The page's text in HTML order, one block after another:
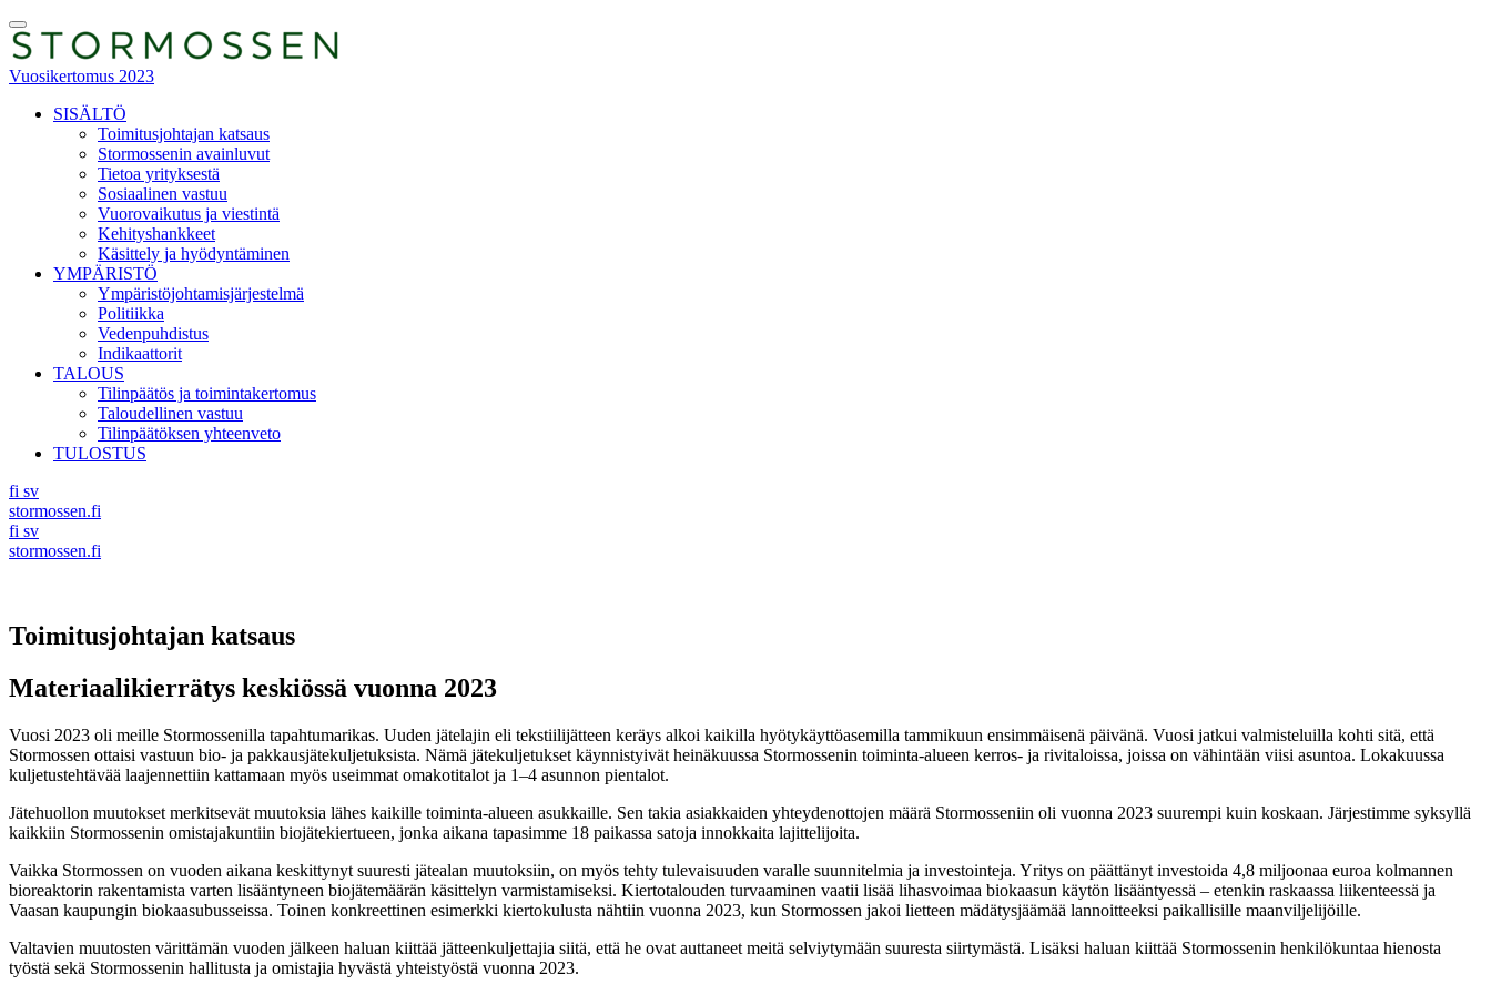
Skip
to
content
Toggle
Menu
Vuosikertomus 2023
SISÄLTÖ
Toimitusjohtajan katsaus
Stormossenin avainluvut
Tietoa yrityksestä
Sosiaalinen vastuu
Vuorovaikutus ja viestintä
Kehityshankkeet
Käsittely ja hyödyntäminen
YMPÄRISTÖ
Ympäristöjohtamisjärjestelmä
Politiikka
Vedenpuhdistus
Indikaattorit
TALOUS
Tilinpäätös ja toimintakertomus
Taloudellinen vastuu
Tilinpäätöksen yhteenveto
TULOSTUS
fi sv
stormossen.fi
fi sv
stormossen.fi
Toimitusjohtajan katsaus
Materiaalikierrätys keskiössä vuonna 2023
Vuosi 2023 oli meille Stormossenilla tapahtumarikas. Uuden jätelajin eli tekstiilijätteen keräys alkoi kaikilla hyötykäyttöasemilla tammikuun ensimmäisenä päivänä. Vuosi jatkui valmisteluilla kohti sitä, että
Stormossen ottaisi vastuun bio- ja pakkausjätekuljetuksista. Nämä jätekuljetukset käynnistyivät heinäkuussa Stormossenin toiminta-alueen kerros- ja rivitaloissa, joissa on vähintään viisi asuntoa. Lokakuussa
kuljetustehtävää laajennettiin kattamaan myös useimmat omakotitalot ja 1–4 asunnon pientalot.
Jätehuollon muutokset merkitsevät muutoksia lähes kaikille toiminta-alueen asukkaille. Sen takia asiakkaiden yhteydenottojen määrä Stormosseniin oli vuonna 2023 suurempi kuin koskaan. Järjestimme syksyllä
kaikkiin Stormossenin omistajakuntiin biojätekiertueen, jonka aikana tapasimme 18 paikassa satoja innokkaita lajittelijoita.
Vaikka Stormossen on vuoden aikana keskittynyt suuresti jätealan muutoksiin, on myös tehty tulevaisuuden varalle suunnitelmia ja investointeja. Yritys on päättänyt investoida 4,8 miljoonaa euroa kolmannen
bioreaktorin rakentamista varten lisääntyneen biojätemäärän käsittelyn varmistamiseksi. Kiertotalouden turvaaminen vaatii lisää lihasvoimaa biokaasun käytön lisääntyessä – etenkin raskaassa liikenteessä ja
Vaasan kaupungin biokaasubusseissa. Toinen konkreettinen esimerkki kiertokulusta nähtiin vuonna 2023, kun Stormossen jakoi lietteen mädätysjäämää lannoitteeksi paikallisille maanviljelijöille.
Valtavien muutosten värittämän vuoden jälkeen haluan kiittää jätteenkuljettajia siitä, että he ovat auttaneet meitä selviytymään suuresta siirtymästä. Lisäksi haluan kiittää Stormossenin henkilökuntaa hienosta
työstä sekä Stormossenin hallitusta ja omistajia hyvästä yhteistyöstä vuonna 2023.